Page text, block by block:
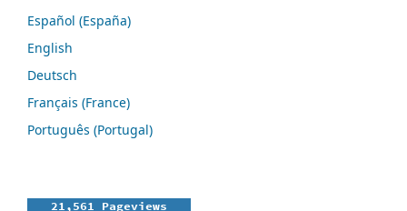
Español (España)
English
Deutsch
Français (France)
Português (Portugal)